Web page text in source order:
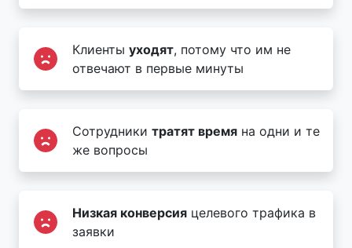
Клиенты уходят, потому что им не
отвечают в первые минуты
Сотрудники тратят время на одни и те
же вопросы
Низкая конверсия целевого трафика в
заявки